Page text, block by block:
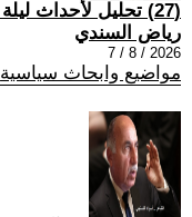
(27) تحليل لأحداث ليلة أمس في العراق
رياض السندي
2026 / 8 / 7
مواضيع وابحاث سياسية